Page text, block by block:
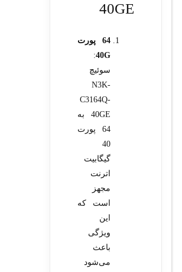
40GE
64 پورت
40G
:
سوئیچ
N3K-
C3164Q-
40GE به
64 پورت
40
گیگابیت
اترنت
مجهز
است که
این
ویژگی
باعث
می‌شود